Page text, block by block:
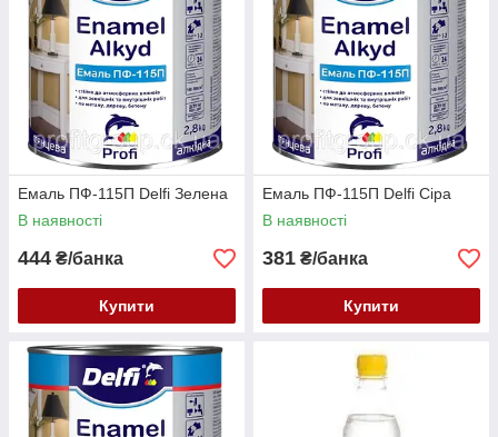
Емаль ПФ-115П Delfi Зелена
В наявності
444 ₴/банка
Купити
Емаль ПФ-115П Delfi Сіра
В наявності
381 ₴/банка
Купити